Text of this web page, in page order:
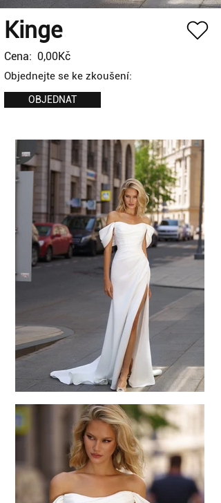
Kinge
Cena: 0,00Kč
Objednejte se ke zkoušení:
OBJEDNAT